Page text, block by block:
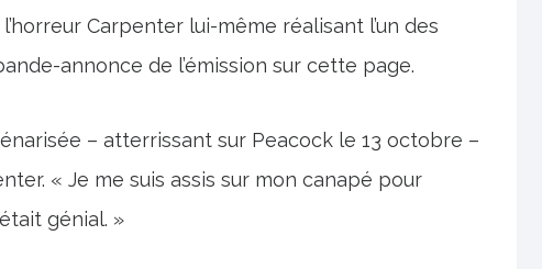
Carpenter lui-même réalisant l’un des
annonce de l’émission sur cette page.
– atterrissant sur Peacock le 13 octobre –
« Je me suis assis sur mon canapé pour
génial. »